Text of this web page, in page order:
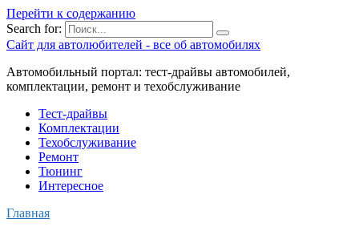
Перейти к содержанию
Search for:
Сайт для автолюбителей - все об автомобилях
Автомобильный портал: тест-драйвы автомобилей,
комплектации, ремонт и техобслуживание
Тест-драйвы
Комплектации
Техобслуживание
Ремонт
Тюнинг
Интересное
Главная